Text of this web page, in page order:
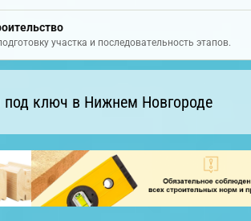
участка и последовательность этапов.
ключ в Нижнем Новгороде